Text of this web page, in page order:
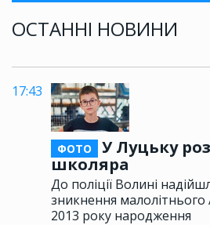
ОСТАННІ НОВИНИ
17:43
ФОТО
У Луцьку
школяра
До поліції Волині
зникнення
2013 року народження